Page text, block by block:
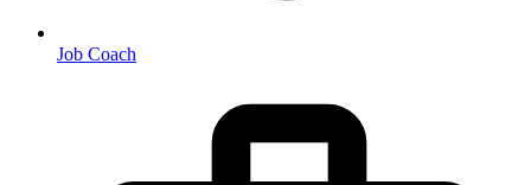
Job Coach